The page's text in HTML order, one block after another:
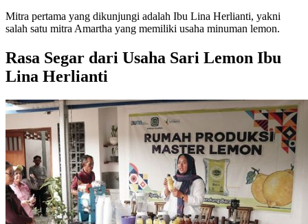
Mitra pertama yang dikunjungi adalah Ibu Lina Herlianti, yakni
salah satu mitra Amartha yang memiliki usaha minuman lemon.
Rasa Segar dari Usaha Sari Lemon Ibu
Lina Herlianti